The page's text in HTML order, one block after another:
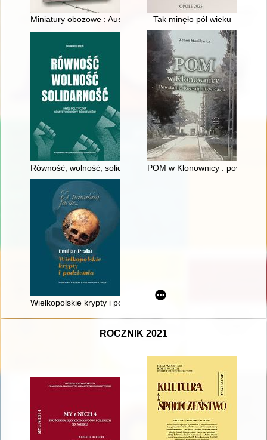
Miniatury obozowe : Auschwitz, Birkenau, Oranienburg
Tak minęło pół wieku
Równość, wolność, solidarność : myśl polityczna Komitetu
POM w Klonownicy :
Wielkopolskie krypty i podziemia
ROCZNIK 2021